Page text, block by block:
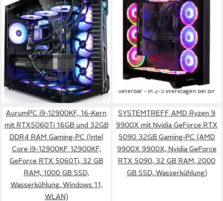
Panorama XL IX Gaming-PC
AMD Ryzen 9 Prozessor
RTX 5090 32 GB Grafikkarte
2000 GB Speicherkapazität
6.999,00 €
203,20 €mtl. in 48 Raten
lieferbar - in 5-6 Werktagen bei dir
Ultimate Gaming R10-3717
PC
AMD Ryzen 7 Prozessor
GeForce® RTX™ 5090 32 GB
32 GB DDR5 Arbeitsspeicher
6.702,00 € UVP 7.199,00 €
194,58 €mtl. in 48 Raten
-7%
lieferbar - in 2-3 Werktagen bei dir
AurumPC i9-12900KF, 16-Kern
mit RTX5060Ti 16GB und 32GB
DDR4 RAM Gaming-PC (Intel
Core i9-12900KF 12900KF,
GeForce RTX 5060Ti, 32 GB
RAM, 1000 GB SSD,
Wasserkühlung, Windows 11,
WLAN)
SYSTEMTREFF AMD Ryzen 9
9900X mit Nvidia GeForce RTX
5090 32GB Gaming-PC (AMD
9900X 9900X, Nvidia GeForce
RTX 5090, 32 GB RAM, 2000
GB SSD, Wasserkühlung)